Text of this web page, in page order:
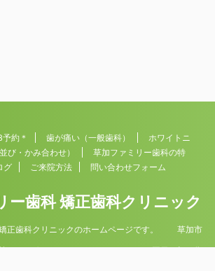
予約＊ 歯が痛い（一般歯科）
ホワイトニ
び・かみ合わせ）
草加ファミリー歯科の特
グ ご来院方法 問い合わせフォーム
ー歯科 矯正歯科クリニック
正歯科クリニックのホームページです。 草加市
加市役所すぐそば 平日9時30分